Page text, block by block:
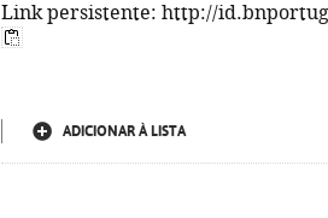
Link persistente: http://
ADICIONAR À LISTA